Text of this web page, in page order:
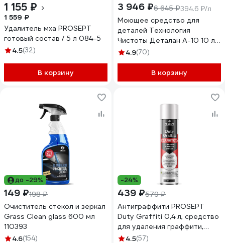
1 155 ₽
1 559 ₽
Удалитель мха PROSEPT
готовый состав / 5 л 084-5
4.5(32)
В корзину
3 946 ₽6 645 ₽394.6 ₽/л
Моющее средство для
деталей Технология
Чистоты Деталан А-10 10 л
008.10
4.9(70)
В корзину
до -29%
149 ₽198 ₽
Очиститель стекол и зеркал
Grass Clean glass 600 мл
110393
4.6(154)
-24%
439 ₽579 ₽
Антиграффити PROSEPT
Duty Graffiti 0,4 л, средство
для удаления граффити,
маркера, краски, аэрозоль
4.5(57)